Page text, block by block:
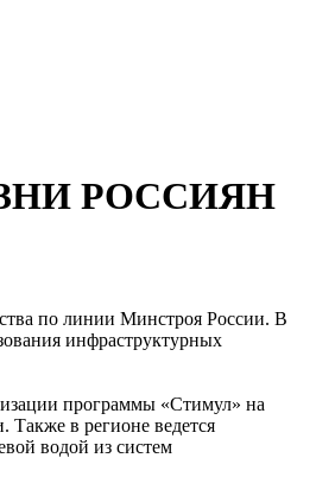
РОССИЯН
по линии Минстроя России. В
инфраструктурных
программы «Стимул» на
Также в регионе ведется
водой из систем